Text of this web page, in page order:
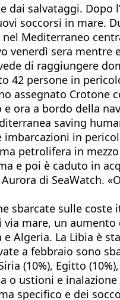
salvataggi. Dopo
soccorsi in mare.
Mediterraneo
venerdì sera mentre
di raggiungere
42 persone in
assegnato Crotone
ora a bordo della
saving
in
petrolifera in
e poi è caduto in
di SeaWatch.
sbarcate sulle coste
mare, un
Algeria. La Libia è
a febbraio sono
(10%), Egitto
o ustioni e
specifico e dei